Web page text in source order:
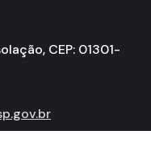
CEP: 01301-